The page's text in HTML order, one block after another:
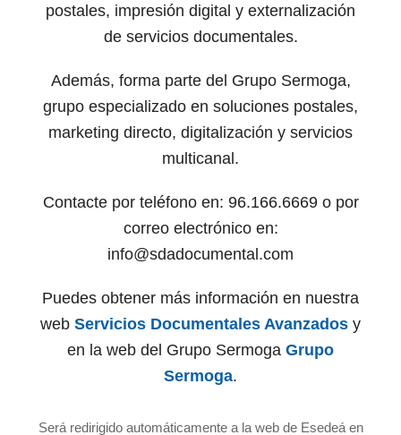
postales, impresión digital y externalización
de servicios documentales.
Además, forma parte del Grupo Sermoga,
grupo especializado en soluciones postales,
marketing directo, digitalización y servicios
multicanal.
Contacte por teléfono en: 96.166.6669 o por
correo electrónico en:
info@sdadocumental.com
Puedes obtener más información en nuestra
web Servicios Documentales Avanzados y
en la web del Grupo Sermoga Grupo
Sermoga.
Será redirigido automáticamente a la web de Esedeá en